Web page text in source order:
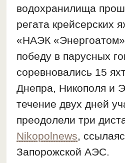
водохранилища
регата крейсерских
«НАЭК
победу в парусных
соревновались 15
Днепра, Никополя и
течение двух дней
преодолели три
Nikopolnews,
Запорожской АЭС.